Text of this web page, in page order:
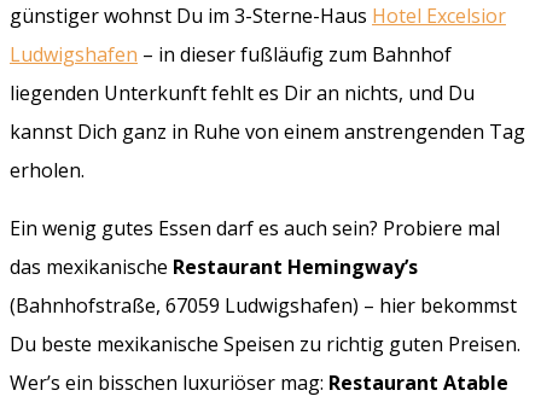
günstiger wohnst Du im 3-Sterne-Haus Hotel Excelsior
Ludwigshafen – in dieser fußläufig zum Bahnhof
liegenden Unterkunft fehlt es Dir an nichts, und Du
kannst Dich ganz in Ruhe von einem anstrengenden Tag
erholen.
Ein wenig gutes Essen darf es auch sein? Probiere mal
das mexikanische Restaurant Hemingway’s
(Bahnhofstraße, 67059 Ludwigshafen) – hier bekommst
Du beste mexikanische Speisen zu richtig guten Preisen.
Wer’s ein bisschen luxuriöser mag: Restaurant Atable